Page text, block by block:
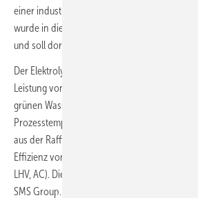
einer industriellen Umgebung in Betrieb
wurde in die Prozesse der Neste-Raffinerie in
und soll dort fossilen Wasserstoff durch
Der Elektrolyseur besteht aus zwölf Modulen,
Leistung von 2,6 Megawatt und produziert
grünen Wasserstoff pro Stunde. Die Anlage
Prozesstemperatur von 850 °C. Durch die
aus der Raffinerie erreicht das System laut
Effizienz von bis zu 84 Prozent (bezogen auf
LHV, AC). Die
SMS Group.